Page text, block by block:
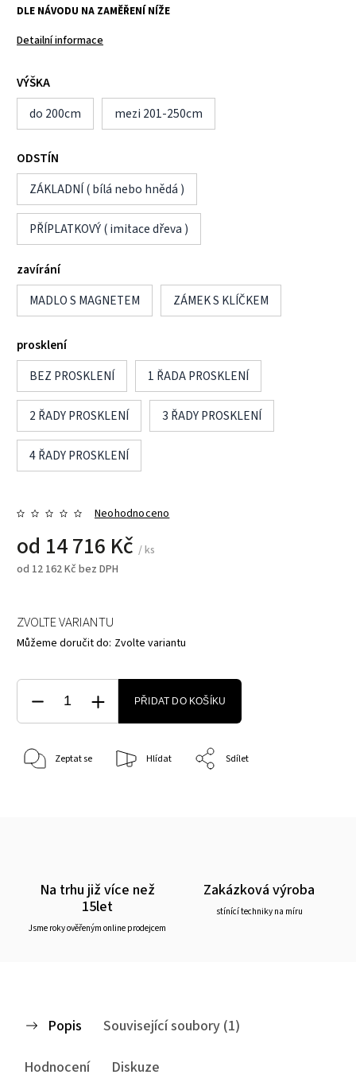
DLE NÁVODU NA ZAMĚŘENÍ NÍŽE
Detailní informace
VÝŠKA
do 200cm
mezi 201-250cm
ODSTÍN
ZÁKLADNÍ ( bílá nebo hnědá )
PŘÍPLATKOVÝ ( imitace dřeva )
zavírání
MADLO S MAGNETEM
ZÁMEK S KLÍČKEM
prosklení
BEZ PROSKLENÍ
1 ŘADA PROSKLENÍ
2 ŘADY PROSKLENÍ 3 ŘADY PROSKLENÍ
4 ŘADY PROSKLENÍ
Neohodnoceno
od 14 716 Kč / ks
od 12 162 Kč bez DPH
ZVOLTE VARIANTU
Můžeme doručit do: Zvolte variantu
PŘIDAT DO KOŠÍKU
Zeptat se Hlídat Sdílet
Na trhu již více než
15let
Jsme roky ověřeným online prodejcem
Zakázková výroba
stínící techniky na míru
Popis
Související soubory (1)
Hodnocení
Diskuze